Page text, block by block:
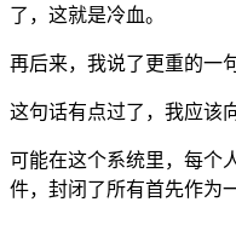
了，这就是冷血。
再后来，我说了更重的一
这句话有点过了，我应该
可能在这个系统里，每个
件，封闭了所有首先作为